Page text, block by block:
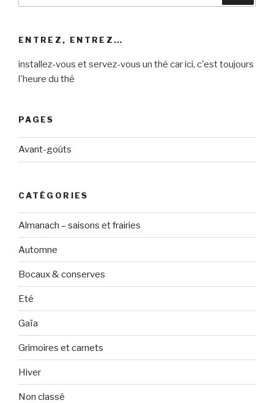
ENTREZ, ENTREZ…
installez-vous et servez-vous un thé car ici, c'est toujours
l'heure du thé
PAGES
Avant-goûts
CATÉGORIES
Almanach – saisons et frairies
Automne
Bocaux & conserves
Eté
Gaïa
Grimoires et carnets
Hiver
Non classé